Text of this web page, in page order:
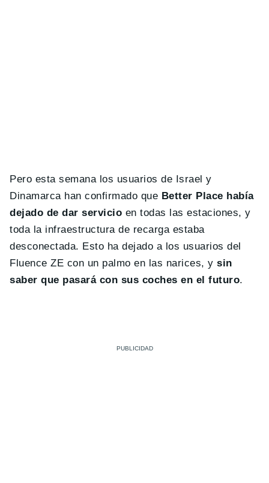
Pero esta semana los usuarios de Israel y
Dinamarca han confirmado que Better Place había
dejado de dar servicio en todas las estaciones, y
toda la infraestructura de recarga estaba
desconectada. Esto ha dejado a los usuarios del
Fluence ZE con un palmo en las narices, y sin
saber que pasará con sus coches en el futuro.